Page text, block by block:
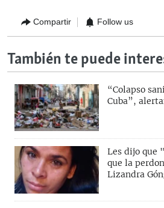
Compartir Follow us
También te puede
“Colapso
Cuba”,
Les dijo que
que la
Lizandra